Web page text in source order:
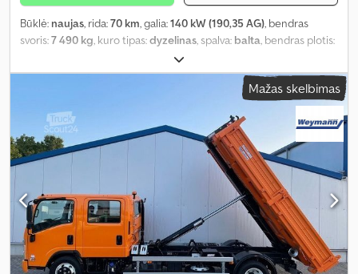
Būklė: naujas, rida:70 km, galia:140 kW (190,35 AG), bendras
svoris:7 490 kg, kuro tipas:dyzelinas, spalva: balta, bendras plotis:
2 265 mm
Įranga:ABS, centrinis užraktas, elektroninė stabilumo programa
Mažas skelbimas